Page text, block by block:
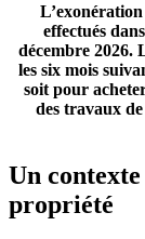
effectués
décembre 2026.
les six mois
soit pour
des travaux
Un
propriété